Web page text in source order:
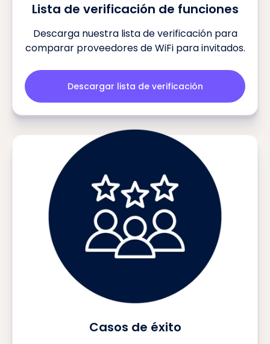
Lista de verificación de funciones
Descarga nuestra lista de verificación para
comparar proveedores de WiFi para invitados.
Descargar lista de verificación
Casos de éxito